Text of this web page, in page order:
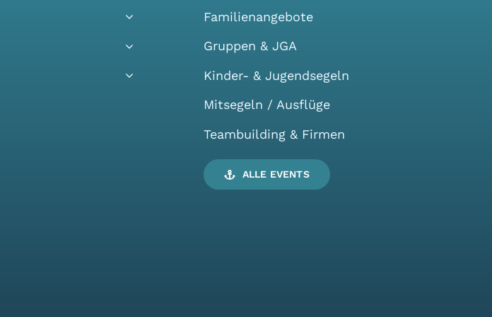
Familienangebote
Gruppen & JGA
Kinder- & Jugendsegeln
Mitsegeln / Ausflüge
Teambuilding & Firmen
ALLE EVENTS